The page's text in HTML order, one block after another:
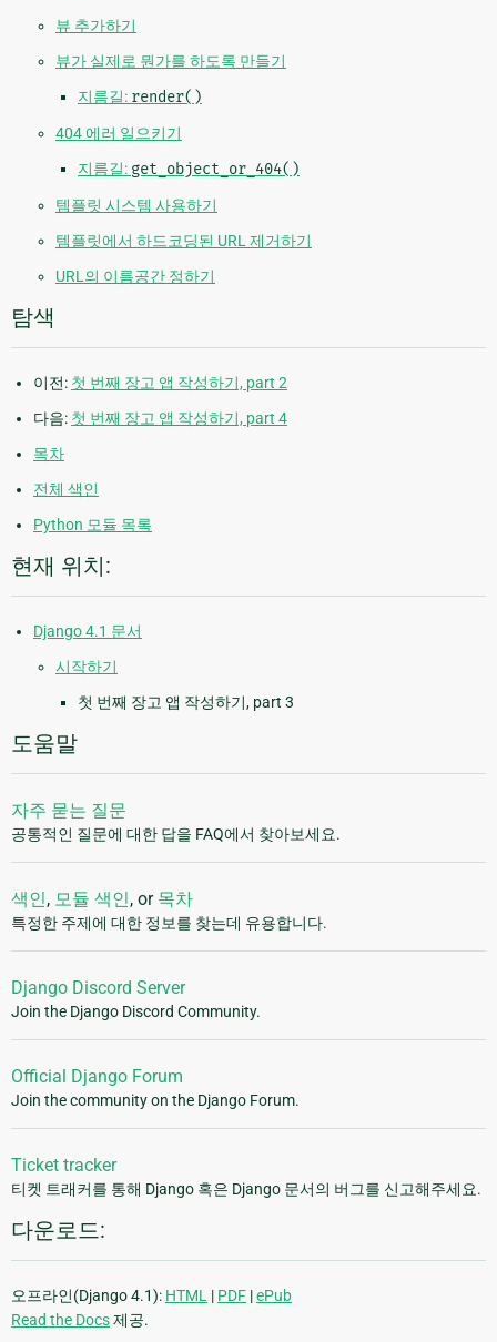
뷰 추가하기
뷰가 실제로 뭔가를 하도록 만들기
지름길: render()
404 에러 일으키기
지름길: get_object_or_404()
템플릿 시스템 사용하기
템플릿에서 하드코딩된 URL 제거하기
URL의 이름공간 정하기
탐색
이전: 첫 번째 장고 앱 작성하기, part 2
다음: 첫 번째 장고 앱 작성하기, part 4
목차
전체 색인
Python 모듈 목록
현재 위치:
Django 4.1 문서
시작하기
첫 번째 장고 앱 작성하기, part 3
도움말
자주 묻는 질문
공통적인 질문에 대한 답을 FAQ에서 찾아보세요.
색인, 모듈 색인, or 목차
특정한 주제에 대한 정보를 찾는데 유용합니다.
Django Discord Server
Join the Django Discord Community.
Official Django Forum
Join the community on the Django Forum.
Ticket tracker
티켓 트래커를 통해 Django 혹은 Django 문서의 버그를 신고해주세요.
다운로드:
오프라인(Django 4.1): HTML | PDF |ePub
Read the Docs제공.